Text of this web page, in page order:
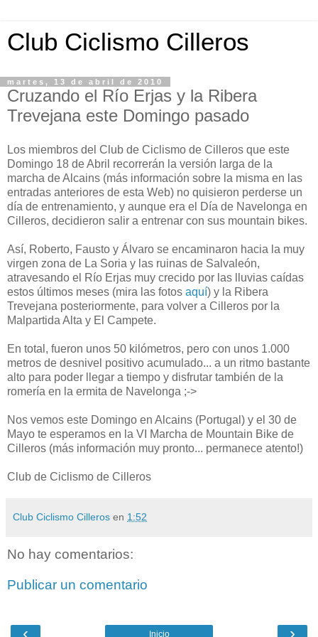
Club Ciclismo Cilleros
martes, 13 de abril de 2010
Cruzando el Río Erjas y la Ribera
Trevejana este Domingo pasado
Los miembros del Club de Ciclismo de Cilleros que este
Domingo 18 de Abril recorrerán la versión larga de la
marcha de Alcains (más información sobre la misma en las
entradas anteriores de esta Web) no quisieron perderse un
día de entrenamiento, y aunque era el Día de Navelonga en
Cilleros, decidieron salir a entrenar con sus mountain bikes.
Así, Roberto, Fausto y Álvaro se encaminaron hacia la muy
virgen zona de La Soria y las ruinas de Salvaleón,
atravesando el Río Erjas muy crecido por las lluvias caídas
estos últimos meses (mira las fotos aquí) y la Ribera
Trevejana posteriormente, para volver a Cilleros por la
Malpartida Alta y El Campete.
En total, fueron unos 50 kilómetros, pero con unos 1.000
metros de desnivel positivo acumulado... a un ritmo bastante
alto para poder llegar a tiempo y disfrutar también de la
romería en la ermita de Navelonga ;->
Nos vemos este Domingo en Alcains (Portugal) y el 30 de
Mayo te esperamos en la VI Marcha de Mountain Bike de
Cilleros (más información muy pronto... permanece atento!)
Club de Ciclismo de Cilleros
Club Ciclismo Cilleros en 1:52
No hay comentarios:
Publicar un comentario
‹ ›
Inicio